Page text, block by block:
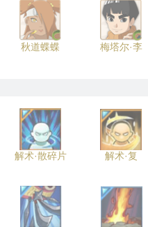
秋道蝶蝶 梅塔尔·李
解术·散碎片 解术·复